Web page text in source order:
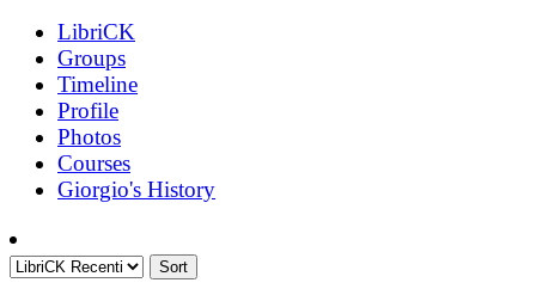
LibriCK
Groups
Timeline
Profile
Photos
Courses
Giorgio's History
Sort